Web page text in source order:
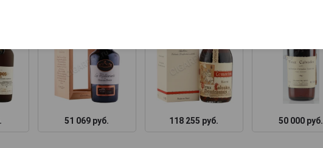
51 069 руб. 118 255 руб. 50 000 руб.